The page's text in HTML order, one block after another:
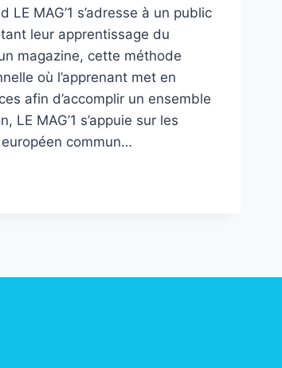
LE MAG’1 s’adresse à un public
leur apprentissage du
magazine, cette méthode
où l’apprenant met en
afin d’accomplir un ensemble
LE MAG’1 s’appuie sur les
commun…